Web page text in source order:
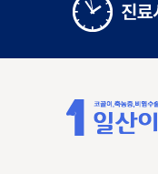
오전 09:00